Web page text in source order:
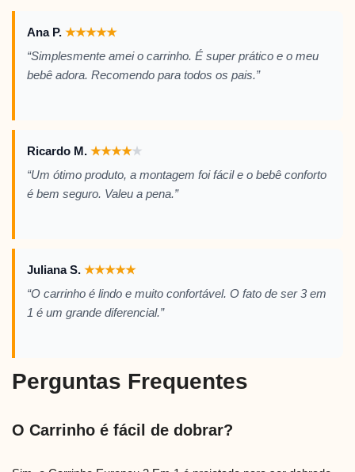
Ana P. ★★★★★
“Simplesmente amei o carrinho. É super prático e o meu
bebê adora. Recomendo para todos os pais.”
Ricardo M. ★★★★★
“Um ótimo produto, a montagem foi fácil e o bebê conforto
é bem seguro. Valeu a pena.”
Juliana S. ★★★★★
“O carrinho é lindo e muito confortável. O fato de ser 3 em
1 é um grande diferencial.”
Perguntas Frequentes
O Carrinho é fácil de dobrar?